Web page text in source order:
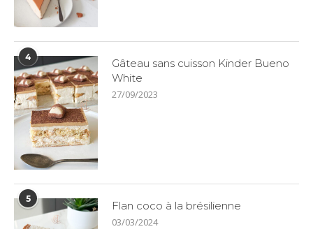
4
Gâteau sans cuisson Kinder Bueno
White
27/09/2023
5
Flan coco à la brésilienne
03/03/2024